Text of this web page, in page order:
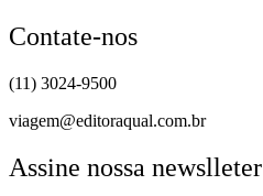
Contate-nos
(11) 3024-9500
viagem@editoraqual.com.br
Assine nossa newslleter